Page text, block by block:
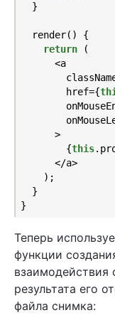
  }
  render() {
return (
      <a
        href={
      >
        {
this
      </a>
    );
  }
Теперь
функции
взаимодействия
результата его
файла снимка: